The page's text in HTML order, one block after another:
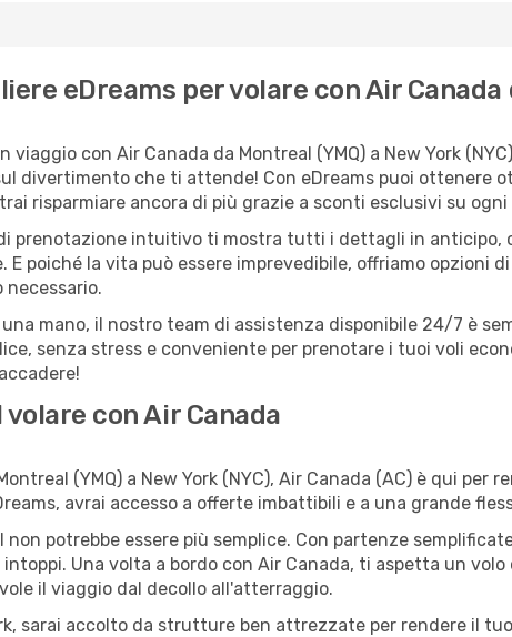
eDreams per volare con Air Canada
viaggio con Air Canada da Montreal (YMQ) a New York
divertimento che ti attende! Con eDreams puoi ottenere
risparmiare ancora di più grazie a sconti esclusivi su
prenotazione intuitivo ti mostra tutti i dettagli in anticipo,
E poiché la vita può essere imprevedibile, offriamo
una mano, il nostro team di assistenza disponibile 24/7 è
senza stress e conveniente per prenotare i tuoi voli
con Air Canada
(YMQ) a New York (NYC), Air Canada (AC) è qui
avrai accesso a offerte imbattibili e a una grande
non potrebbe essere più semplice. Con partenze
Una volta a bordo con Air Canada, ti aspetta un
il viaggio dal decollo all'atterraggio.
sarai accolto da strutture ben attrezzate per rendere il